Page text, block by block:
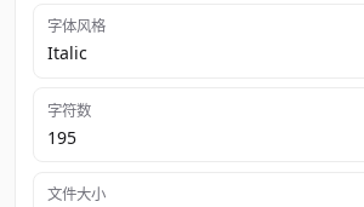
字体风格
Italic
字符数
195
文件大小